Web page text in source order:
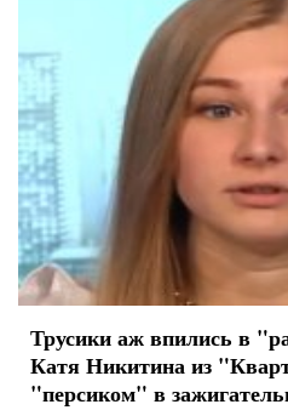
Трусики аж впились в
Катя Никитина из
"персиком" в